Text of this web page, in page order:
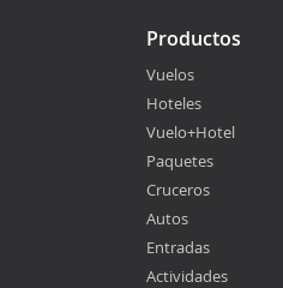
Productos
Vuelos
Hoteles
Vuelo+Hotel
Paquetes
Cruceros
Autos
Entradas
Actividades